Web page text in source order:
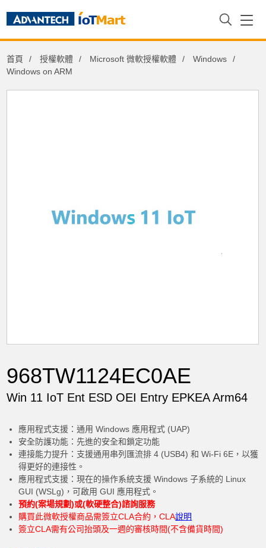
首頁 授權軟體 Microsoft 微軟授權軟體
Windows
Windows on ARM
968TW1124EC0AE
Win 11 IoT Ent ESD OEI Entry EPKEA Arm64
應用程式支援：通用 Windows 應用程式 (UAP)
安全防護功能：先進的安全和鎖定功能
連接能力提升：支援通用串列匯流排 4 (USB4) 和 Wi-Fi 6E，以獲
得更好的連接性。
應用程式支援：現在的操作系統支援 Windows 子系統的 Linux
GUI (WSLg)，可啟用 GUI 應用程式。
預約(案場規劃)或(軟硬整合)諮詢服務
購買此微軟授權商品需簽立CLA合約，CLA說明
簽立CLA需有公司抬頭及一週的審核時間(不含備貨時間)